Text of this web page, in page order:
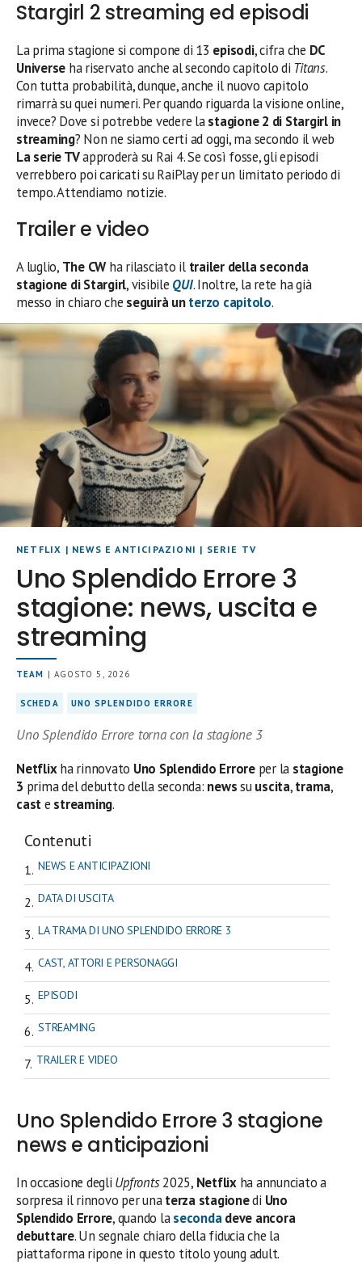
Stargirl 2 streaming ed episodi
La prima stagione si compone di 13 episodi, cifra che DC
Universe ha riservato anche al secondo capitolo di Titans.
Con tutta probabilità, dunque, anche il nuovo capitolo
rimarrà su quei numeri. Per quando riguarda la visione online,
invece? Dove si potrebbe vedere lastagione 2 di Stargirl in
streaming? Non ne siamo certi ad oggi, ma secondo il web
La serie TVapproderà su Rai 4. Se così fosse, gli episodi
verrebbero poi caricati su RaiPlay per un limitato periodo di
tempo. Attendiamo notizie.
Trailer e video
A luglio, The CW ha rilasciato il trailer della seconda
stagione di Stargirl, visibile QUI. Inoltre, la rete ha già
messo in chiaro che seguirà unterzo capitolo.
NETFLIX | NEWS E ANTICIPAZIONI | SERIE TV
Uno Splendido Errore 3
stagione: news, uscita e
streaming
TEAM | AGOSTO 5, 2026
SCHEDA UNO SPLENDIDO ERRORE
Uno Splendido Errore torna con la stagione 3
Netflixha rinnovato Uno Splendido Erroreper la stagione
3 prima del debutto della seconda: newssuuscita,trama,
caste streaming.
Contenuti
NEWS E ANTICIPAZIONI
DATA DI USCITA
LA TRAMA DI UNO SPLENDIDO ERRORE 3
CAST, ATTORI E PERSONAGGI
EPISODI
STREAMING
TRAILER E VIDEO
Uno Splendido Errore 3 stagione
news e anticipazioni
In occasione degli Upfronts2025, Netflixha annunciato a
sorpresa il rinnovo per unaterza stagionedi Uno
Splendido Errore, quando lasecondadeve ancora
debuttare. Un segnale chiaro della fiducia che la
piattaforma ripone in questo titolo young adult.